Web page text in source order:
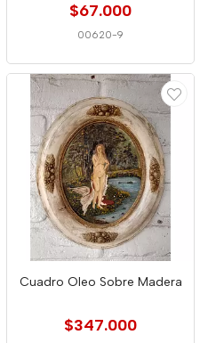
$67.000
00620-9
Cuadro Oleo Sobre Madera
$347.000